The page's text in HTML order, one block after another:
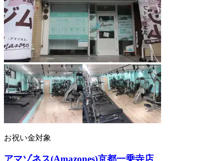
お祝い金対象
アマゾネス(Amazones)京都一乗寺店